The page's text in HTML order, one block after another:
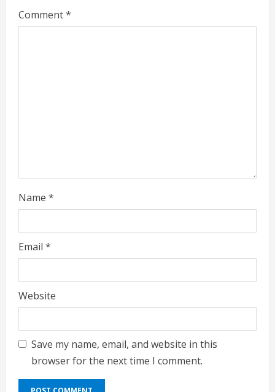
e
Comment*
Name *
Email *
Website
Save my name, email, and website in this
browser for the next time I comment.